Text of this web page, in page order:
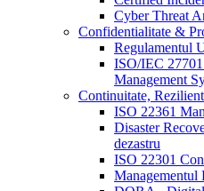
Cyber Threat
Confidentialitate &
Regulamentul
ISO/IEC
Management
Continuitate,
ISO 22361
Disaster
dezastru
ISO 22301
Managementul